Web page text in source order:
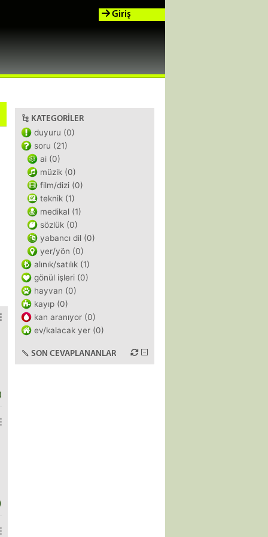
Giriş
KATEGORILER
duyuru (0)
soru (21)
ai (0)
müzik (0)
film/dizi (0)
teknik (1)
medikal (1)
sözlük (0)
yabancı dil (0)
yer/yön (0)
alınık/satılık (1)
gönül işleri (0)
hayvan (0)
kayıp (0)
kan aranıyor (0)
ev/kalacak yer (0)
SON CEVAPLANANLAR